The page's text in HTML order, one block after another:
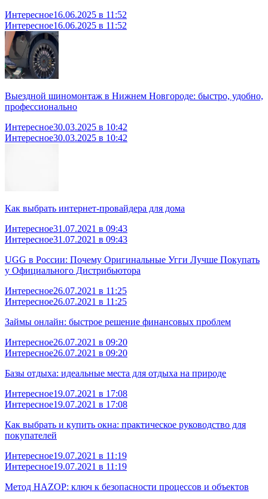
Интересное16.06.2025 в 11:52
Интересное16.06.2025 в 11:52
Выездной шиномонтаж в Нижнем Новгороде: быстро, удобно,
профессионально
Интересное30.03.2025 в 10:42
Интересное30.03.2025 в 10:42
Как выбрать интернет-провайдера для дома
Интересное31.07.2021 в 09:43
Интересное31.07.2021 в 09:43
UGG в России: Почему Оригинальные Угги Лучше Покупать
у Официального Дистрибьютора
Интересное26.07.2021 в 11:25
Интересное26.07.2021 в 11:25
Займы онлайн: быстрое решение финансовых проблем
Интересное26.07.2021 в 09:20
Интересное26.07.2021 в 09:20
Базы отдыха: идеальные места для отдыха на природе
Интересное19.07.2021 в 17:08
Интересное19.07.2021 в 17:08
Как выбрать и купить окна: практическое руководство для
покупателей
Интересное19.07.2021 в 11:19
Интересное19.07.2021 в 11:19
Метод HAZOP: ключ к безопасности процессов и объектов